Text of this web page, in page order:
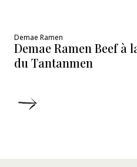
Demae Ramen
Demae Ramen Beef à
du Tantanmen